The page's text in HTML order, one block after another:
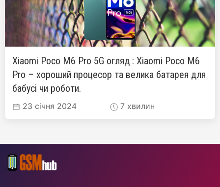
Xiaomi Poco M6 Pro 5G огляд : Xiaomi Poco M6
Pro – хороший процесор та велика батарея для
бабусі чи роботи.
23 січня 2024 7 хвилин